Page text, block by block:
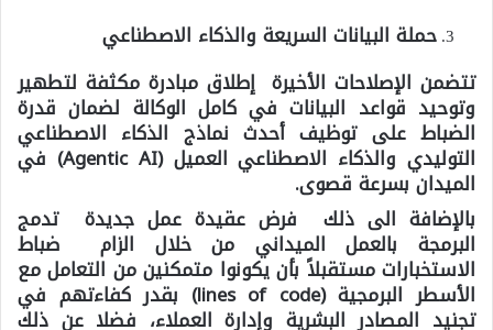
حملة البيانات السريعة والذكاء الاصطناعي
تتضمن الإصلاحات الأخيرة إطلاق مبادرة مكثفة لتطهير
وتوحيد قواعد البيانات في كامل الوكالة لضمان قدرة
الضباط على توظيف أحدث نماذج الذكاء الاصطناعي
التوليدي والذكاء الاصطناعي العميل (Agentic AI) في
الميدان بسرعة قصوى.
بالإضافة الى ذلك فرض عقيدة عمل جديدة تدمج
البرمجة بالعمل الميداني من خلال الزام ضباط
الاستخبارات مستقبلاً بأن يكونوا متمكنين من التعامل مع
الأسطر البرمجية (lines of code) بقدر كفاءتهم في
تجنيد المصادر البشرية وإدارة العملاء، فضلا عن ذلك